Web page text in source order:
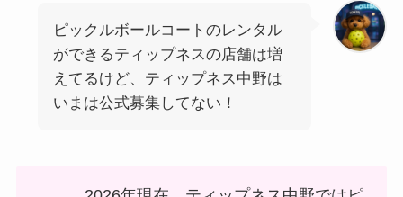
ピックルボールコートのレンタル
ができるティップネスの店舗は増
えてるけど、ティップネス中野は
いまは公式募集してない！